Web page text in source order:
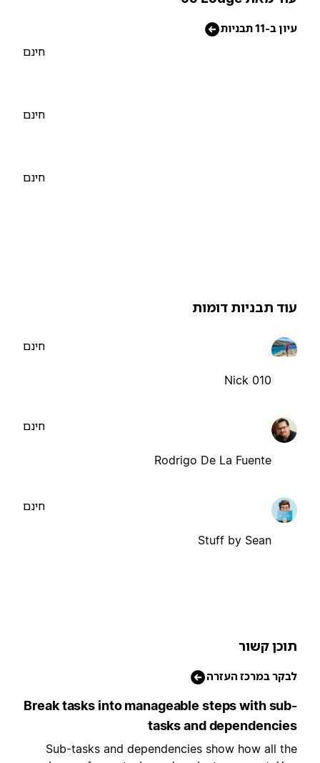
ב-11 תבניות
תבניות דומות
Nick 010
Rodrigo De La Fuente
Stuff by Sean
קשור
במרכז העזרה
Break tasks into manageable steps with
tasks and
Sub-tasks and dependencies show how all